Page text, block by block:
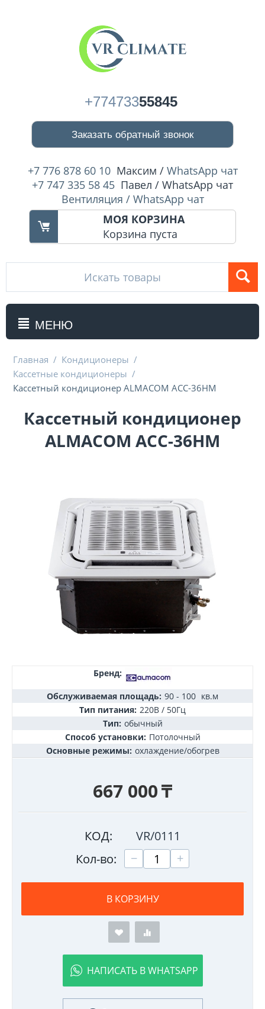
+77473355845
Заказать обратный звонок
+7 776 878 60 10 Максим / WhatsApp чат
+7 747 335 58 45 Павел / WhatsApp чат
Вентиляция / WhatsApp чат
МОЯ КОРЗИНА
Корзина пуста
МЕНЮ
Главная / Кондиционеры /
Кассетные кондиционеры /
Кассетный кондиционер ALMACOM ACC-36HM
Кассетный кондиционер
ALMACOM ACC-36HM
Бренд:
Обслуживаемая площадь: 90 - 100 кв.м
Тип питания: 220В / 50Гц
Тип: обычный
Способ установки: Потолочный
Основные режимы: охлаждение/обогрев
667 000₸
КОД:
VR/0111
Кол-во:
+
−
В КОРЗИНУ
НАПИСАТЬ В WHATSAPP